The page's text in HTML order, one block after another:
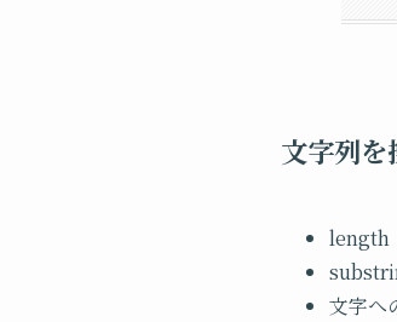
文字列を
length
文字へ